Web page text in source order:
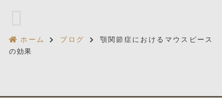
ホーム ブログ
顎関節症におけるマウスピース
の効果